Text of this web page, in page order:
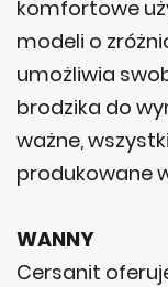
komfortowe
modeli o
umożliwia
brodzika do
ważne,
produkowane
WANNY
Cersanit